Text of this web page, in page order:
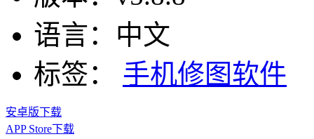
语言： 中文
标签：
手机修图软件
安卓版下载
APP Store下载